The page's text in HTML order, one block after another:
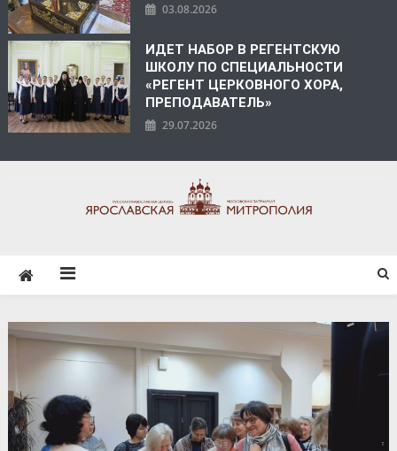
03.08.2026
ИДЕТ НАБОР В РЕГЕНТСКУЮ
ШКОЛУ ПО СПЕЦИАЛЬНОСТИ
«РЕГЕНТ ЦЕРКОВНОГО ХОРА,
ПРЕПОДАВАТЕЛЬ»
29.07.2026